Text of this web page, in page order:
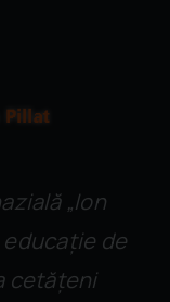
„Ion
educație de
cetățeni